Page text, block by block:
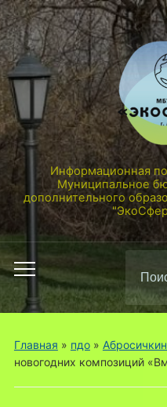
Информационная
Муниципальное
дополнительного
Переключить
мобильное
меню
по:
Главная » пдо»
новогодних композиций